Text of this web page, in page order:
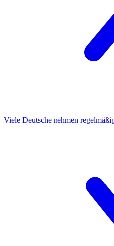
Viele Deutsche nehmen